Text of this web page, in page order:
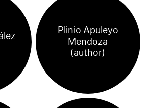
Plinio Apuleyo
Mendoza
(author)